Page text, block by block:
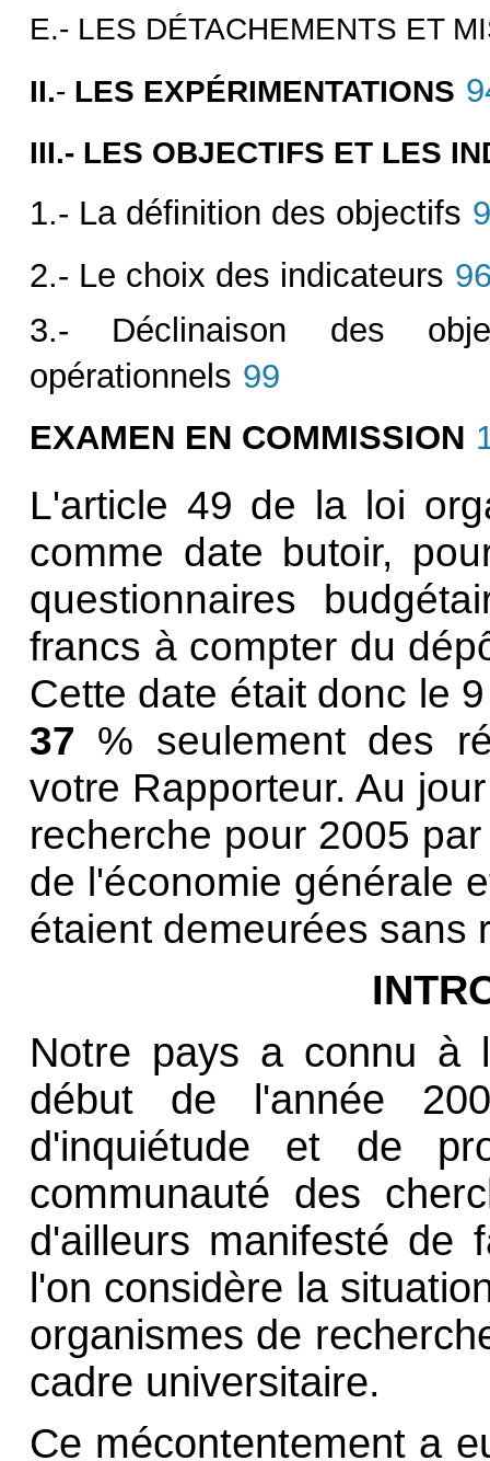
E.- LES DÉTACHEMENTS ET
II.- LES EXPÉRIMENTATIONS
III.- LES OBJECTIFS ET LES
1.- La définition des objectifs
2.- Le choix des indicateurs
3.- Déclinaison des
opérationnels 99
EXAMEN EN COMMISSION
L'article 49 de la loi
comme date butoir,
questionnaires
francs à compter du
Cette date était donc le
37 % seulement des
votre Rapporteur. Au
recherche pour 2005
de l'économie générale
étaient demeurées sans
Notre pays a connu à
début de l'année
d'inquiétude et de
communauté des
d'ailleurs manifesté de
l'on considère la
organismes de
cadre universitaire.
Ce mécontentement a